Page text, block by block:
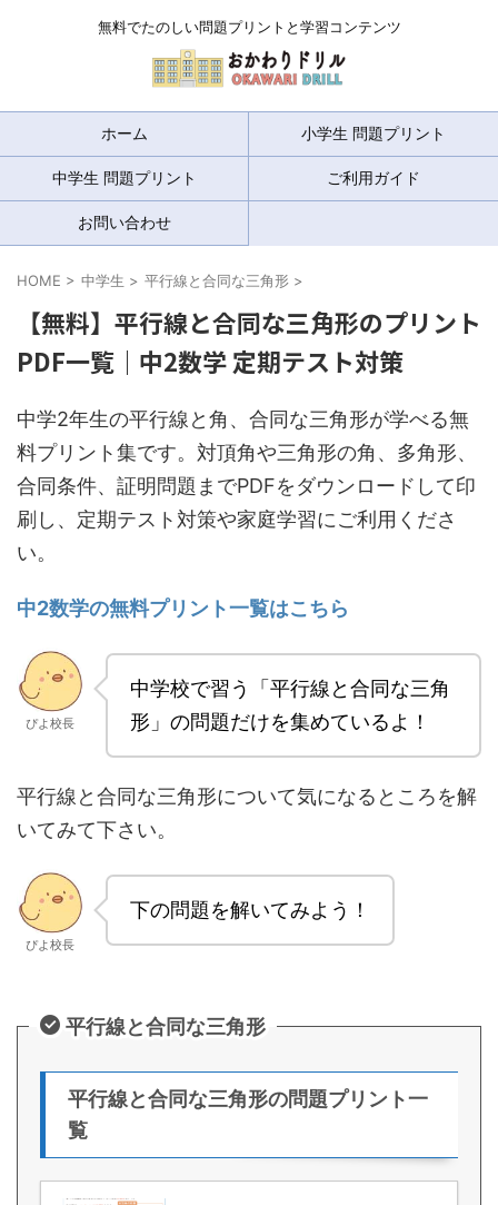
無料でたのしい問題プリントと学習コンテンツ
ホーム 小学生 問題プリント
中学生 問題プリント ご利用ガイド
お問い合わせ
HOME > 中学生 > 平行線と合同な三角形 >
【無料】平行線と合同な三角形のプリント
PDF一覧｜中2数学 定期テスト対策
中学2年生の平行線と角、合同な三角形が学べる無
料プリント集です。対頂角や三角形の角、多角形、
合同条件、証明問題までPDFをダウンロードして印
刷し、定期テスト対策や家庭学習にご利用くださ
い。
中2数学の無料プリント一覧はこちら
ぴよ校長
中学校で習う「平行線と合同な三角
形」の問題だけを集めているよ！
平行線と合同な三角形について気になるところを解
いてみて下さい。
ぴよ校長
下の問題を解いてみよう！
平行線と合同な三角形
平行線と合同な三角形の問題プリント一
覧